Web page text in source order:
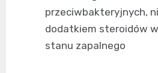
przeciwbakteryjnych,
dodatkiem steroidów
stanu zapalnego